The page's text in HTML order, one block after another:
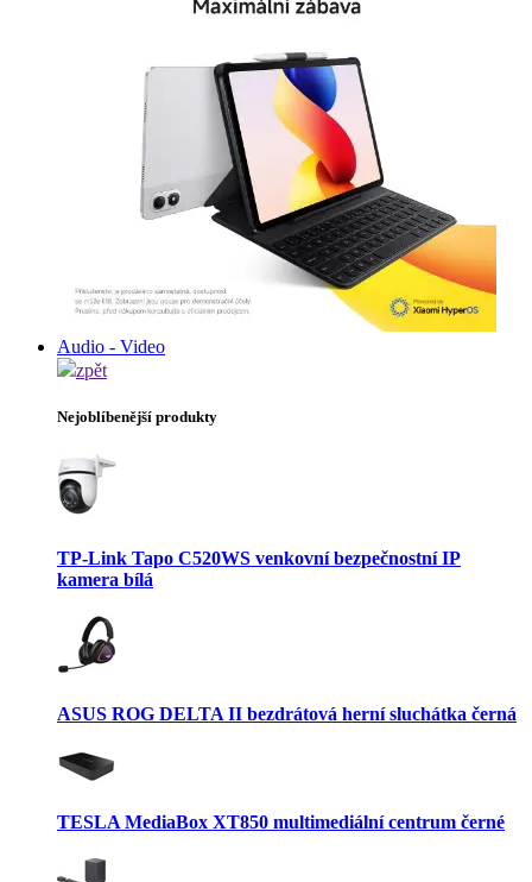
Audio - Video
zpět
Nejoblíbenější produkty
TP-Link Tapo C520WS venkovní bezpečnostní IP
kamera bílá
ASUS ROG DELTA II bezdrátová herní sluchátka černá
TESLA MediaBox XT850 multimediální centrum černé